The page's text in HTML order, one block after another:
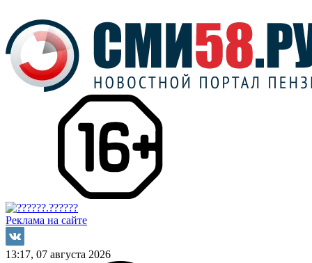
Реклама на сайте
13:17, 07 августа 2026